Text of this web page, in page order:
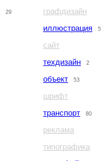
29
графдизайн
иллюстрация
5
сайт
техдизайн
2
объект 53
шрифт
транспорт
80
реклама
типографика